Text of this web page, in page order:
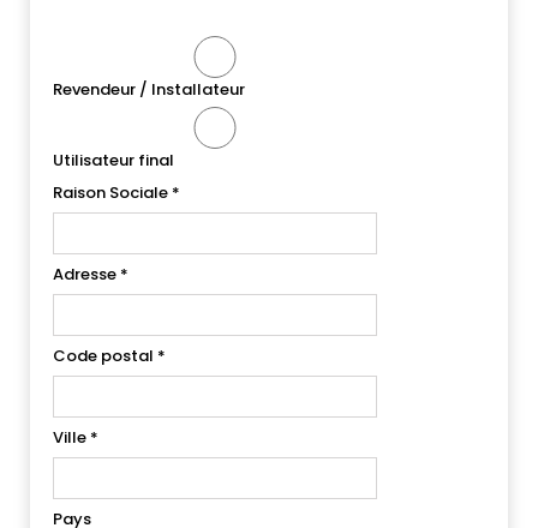
Revendeur / Installateur
Utilisateur final
Raison Sociale *
Adresse *
Code postal *
Ville *
Pays